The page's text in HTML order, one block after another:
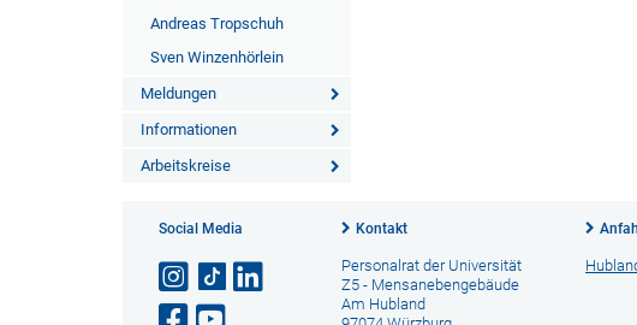
Andreas Tropschuh
Sven Winzenhörlein
Meldungen
Informationen
Arbeitskreise
Social Media Kontakt
Personalrat der Universität
Z5 - Mensanebengebäude
Am Hubland